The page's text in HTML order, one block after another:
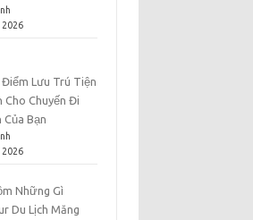
2026
Điểm Lưu Trú Tiện
Cho Chuyến Đi
Bạn
2026
Những Gì
Du Lịch Măng